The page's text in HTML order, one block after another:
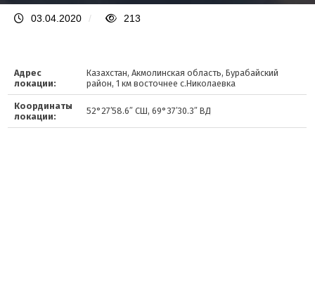
03.04.2020 / 213
Адрес
локации:
Казахстан, Акмолинская область, Бурабайский
район, 1 км восточнее с.Николаевка
Координаты
локации:
52°27′58.6″ СШ, 69°37′30.3″ ВД